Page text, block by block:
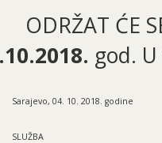
ODRŽAT ĆE
god. U
Sarajevo, 04.